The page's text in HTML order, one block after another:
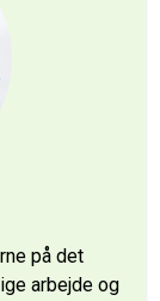
på det
arbejde og